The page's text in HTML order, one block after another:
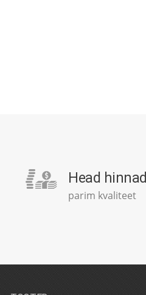
Head hinnad
parim kvaliteet